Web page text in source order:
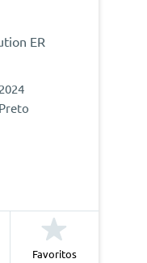
ER
2024
Preto
Favoritos